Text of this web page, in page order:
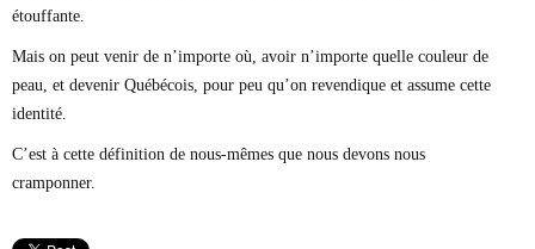
étouffante.
Mais on peut venir de n’importe où, avoir n’importe quelle couleur de
peau, et devenir Québécois, pour peu qu’on revendique et assume cette
identité.
C’est à cette définition de nous-mêmes que nous devons nous
cramponner.